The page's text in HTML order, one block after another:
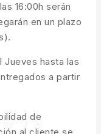
16:00h serán
en un plazo
Jueves hasta las
a partir
de